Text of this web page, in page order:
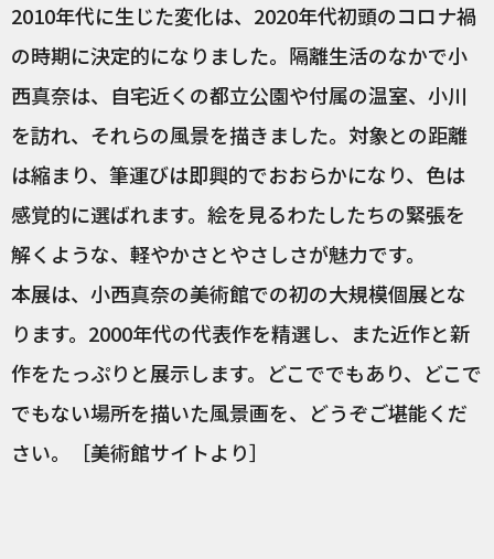
2010年代に生じた変化は、2020年代初頭のコロナ禍
の時期に決定的になりました。隔離生活のなかで小
西真奈は、自宅近くの都立公園や付属の温室、小川
を訪れ、それらの風景を描きました。対象との距離
は縮まり、筆運びは即興的でおおらかになり、色は
感覚的に選ばれます。絵を見るわたしたちの緊張を
解くような、軽やかさとやさしさが魅力です。
本展は、小西真奈の美術館での初の大規模個展とな
ります。2000年代の代表作を精選し、また近作と新
作をたっぷりと展示します。どこででもあり、どこで
でもない場所を描いた風景画を、どうぞご堪能くだ
さい。［美術館サイトより］